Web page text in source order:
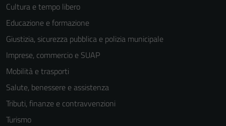
Cultura e tempo libero
Educazione e formazione
Giustizia, sicurezza pubblica e polizia municipale
Imprese, commercio e SUAP
Mobilità e trasporti
Salute, benessere e assistenza
Tributi, finanze e contravvenzioni
Turismo